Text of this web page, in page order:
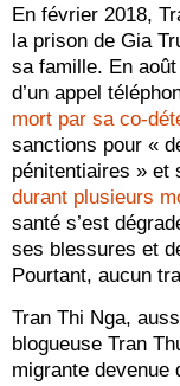
En février 2018,
la prison de Gia
sa famille. En
d’un appel
mort par sa co-
sanctions pour «
pénitentiaires » et
durant plusieurs
santé s’est
ses blessures et
Pourtant, aucun
Tran Thi Nga,
blogueuse Tran
migrante devenue